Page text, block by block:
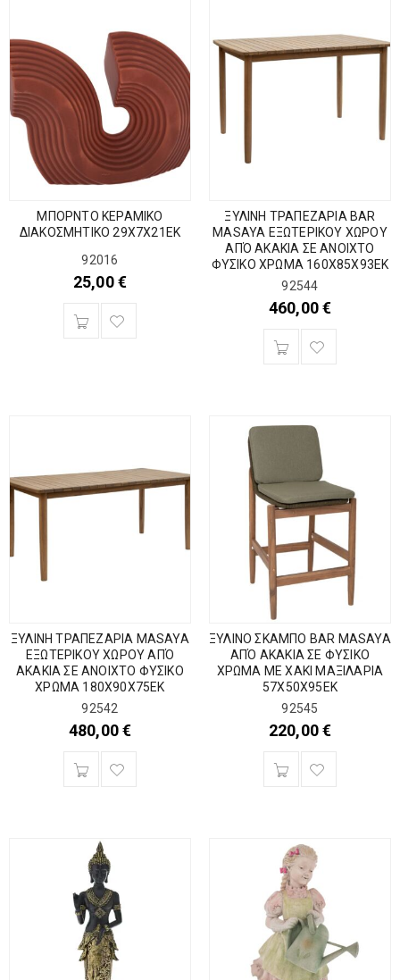
ΜΠΟΡΝΤΟ ΚΕΡΑΜΙΚΟ
ΔΙΑΚΟΣΜΗΤΙΚΟ 29Χ7Χ21ΕΚ
92016
25,00€
ΞΥΛΙΝΗ ΤΡΑΠΕΖΑΡΙΑ BAR
MASAYA ΕΞΩΤΕΡΙΚΟΥ ΧΩΡΟΥ
ΑΠΌ ΑΚΑΚΙΑ ΣΕ ΑΝΟΙΧΤΟ
ΦΥΣΙΚΟ ΧΡΩΜΑ 160Χ85Χ93ΕΚ
92544
460,00€
ΞΥΛΙΝΗ ΤΡΑΠΕΖΑΡΙΑ MASAYA
ΕΞΩΤΕΡΙΚΟΥ ΧΩΡΟΥ ΑΠΌ
ΑΚΑΚΙΑ ΣΕ ΑΝΟΙΧΤΟ ΦΥΣΙΚΟ
ΧΡΩΜΑ 180Χ90Χ75ΕΚ
92542
480,00€
ΞΥΛΙΝΟ ΣΚΑΜΠΟ BAR MASAYA
ΑΠΌ ΑΚΑΚΙΑ ΣΕ ΦΥΣΙΚΟ
ΧΡΩΜΑ ΜΕ ΧΑΚΙ ΜΑΞΙΛΑΡΙΑ
57Χ50Χ95ΕΚ
92545
220,00€